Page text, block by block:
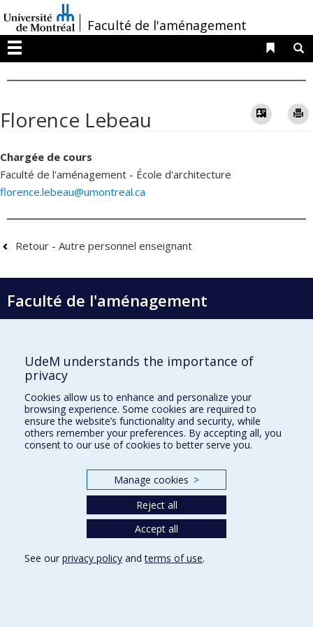
au
contenu
/Faculté de l'aménagement
Menu
Liens
Florence Lebeau Vcard
Chargée de cours
Faculté de l'aménagement - École d'architecture
florence.lebeau@umontreal.ca
Retour - Autre personnel enseignant
Faculté de l'aménagement
École d'architecture
École de design
École d'urbanisme et d'architecture de paysage
Plan du site
UdeM understands the importance of
privacy
Cookies allow us to enhance and personalize your
browsing experience. Some cookies are required to
ensure the website’s functionality and security, while
others remember your preferences. By accepting all, you
consent to our use of cookies to better serve you.
Manage cookies >
Reject all
Accept all
See our privacy policy andterms of use.